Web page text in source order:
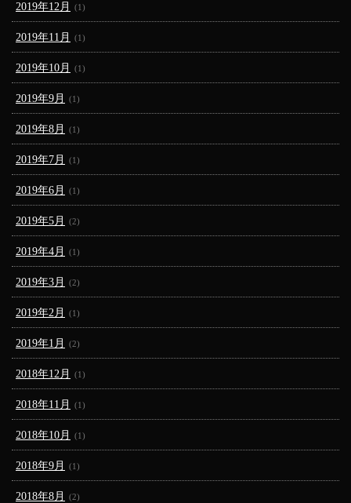
2019年12月 (1)
2019年11月 (1)
2019年10月 (1)
2019年9月 (1)
2019年8月 (1)
2019年7月 (1)
2019年6月 (1)
2019年5月 (2)
2019年4月 (1)
2019年3月 (2)
2019年2月 (1)
2019年1月 (2)
2018年12月 (1)
2018年11月 (1)
2018年10月 (1)
2018年9月 (1)
2018年8月 (2)